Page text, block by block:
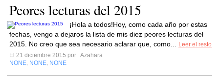
Peores lecturas del 2015
¡Hola a todos!Hoy, como cada año por estas
fechas, vengo a dejaros la lista de mis diez peores lecturas del
2015. No creo que sea necesario aclarar que, como...
Leer el resto
El 21 diciembre 2015 por Azahara
NONE NONE NONE